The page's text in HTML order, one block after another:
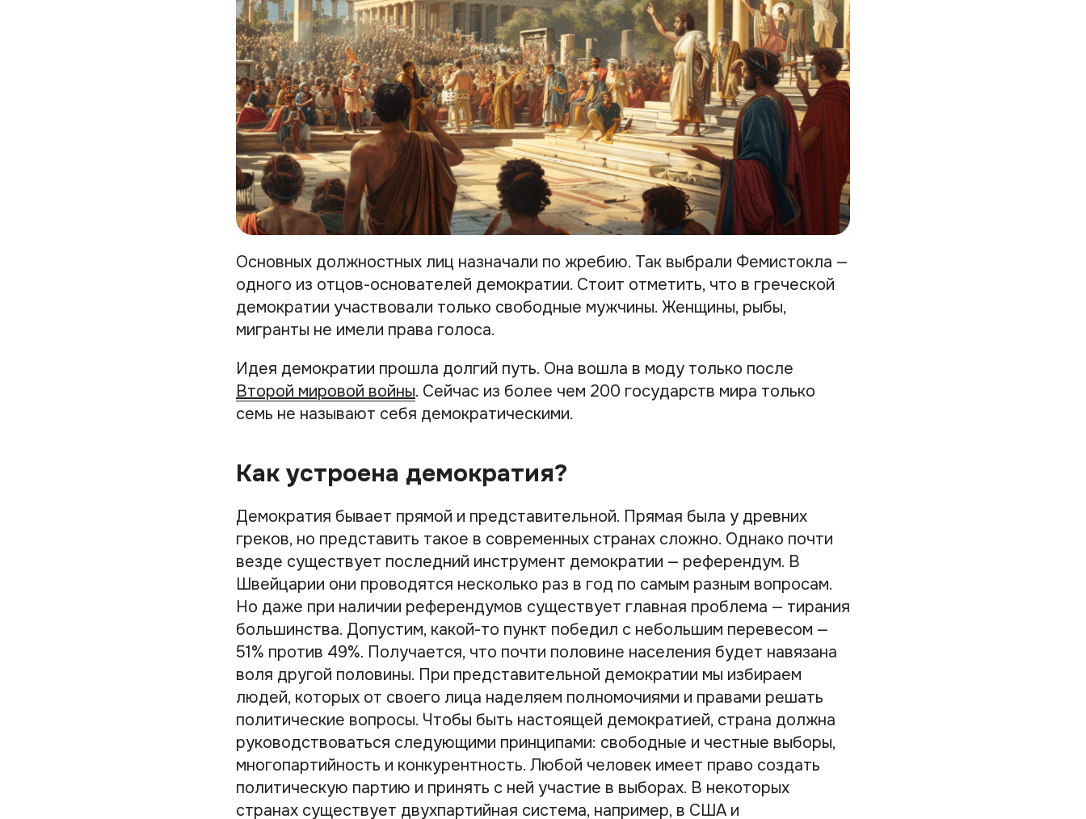
Основных должностных лиц назначали по жребию. Так выбрали Фемистокла —
одного из отцов-основателей демократии. Стоит отметить, что в греческой
демократии участвовали только свободные мужчины. Женщины, рыбы,
мигранты не имели права голоса.
Идея демократии прошла долгий путь. Она вошла в моду только после
Второй мировой войны. Сейчас из более чем 200 государств мира только
семь не называют себя демократическими.
Как устроена демократия?
Демократия бывает прямой и представительной. Прямая была у древних
греков, но представить такое в современных странах сложно. Однако почти
везде существует последний инструмент демократии — референдум. В
Швейцарии они проводятся несколько раз в год по самым разным вопросам.
Но даже при наличии референдумов существует главная проблема — тирания
большинства. Допустим, какой-то пункт победил с небольшим перевесом —
51% против 49%. Получается, что почти половине населения будет навязана
воля другой половины. При представительной демократии мы избираем
людей, которых от своего лица наделяем полномочиями и правами решать
политические вопросы. Чтобы быть настоящей демократией, страна должна
руководствоваться следующими принципами: свободные и честные выборы,
многопартийность и конкурентность. Любой человек имеет право создать
политическую партию и принять с ней участие в выборах. В некоторых
странах существует двухпартийная система, например, в США и